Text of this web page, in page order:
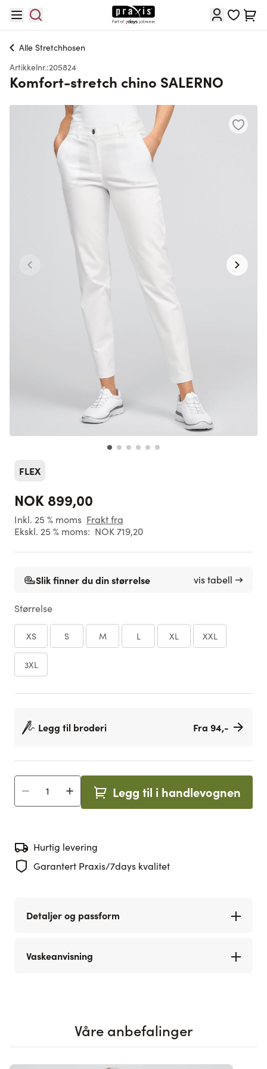
Cart
Alle Stretchhosen
Artikkelnr.:205824
Komfort-stretch chino SALERNO
FLEX
NOK 899,00
Inkl. 25 % moms Frakt fra
Ekskl. 25 % moms: NOK 719,20
Slik finner du din størrelse vis tabell →
Størrelse
XS S M L XL XXL
3XL
Legg til broderi Fra 94,-
Antall Legg til i handlevognen
Hurtig levering
Garantert Praxis/7days kvalitet
Detaljer og passform
Vaskeanvisning
Våre anbefalinger